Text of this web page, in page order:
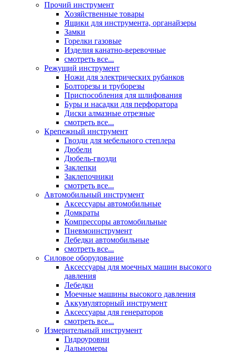
Прочий инструмент
Хозяйственные товары
Ящики для инструмента, органайзеры
Замки
Горелки газовые
Изделия канатно-веревочные
смотреть все...
Режущий инструмент
Ножи для электрических рубанков
Болторезы и труборезы
Приспособления для шлифования
Буры и насадки для перфоратора
Диски алмазные отрезные
смотреть все...
Крепежный инструмент
Гвозди для мебельного степлера
Дюбели
Дюбель-гвозди
Заклепки
Заклепочники
смотреть все...
Автомобильный инструмент
Аксессуары автомобильные
Домкраты
Компрессоры автомобильные
Пневмоинструмент
Лебедки автомобильные
смотреть все...
Силовое оборудование
Аксессуары для моечных машин высокого
давления
Лебедки
Моечные машины высокого давления
Аккумуляторный инструмент
Аксессуары для генераторов
смотреть все...
Измерительный инструмент
Гидроуровни
Дальномеры